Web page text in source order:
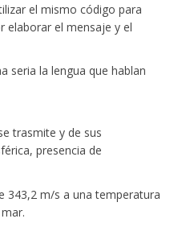
el mismo código para
elaborar el mensaje y el
seria la lengua que hablan
trasmite y de sus
presencia de
343,2 m/s a una temperatura